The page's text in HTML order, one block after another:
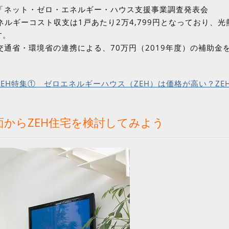
ット・ゼロ・エネルギー・ハウス支援事業調査発表会
ギーコスト収支は1戸あたり2万4,799円となっており、光
省・環境省の連携による、70万円（2019年度）の補助金
特集① ゼロエネルギーハウス（ZEH）は価格が高い？
らZEH住宅を検討してみよう